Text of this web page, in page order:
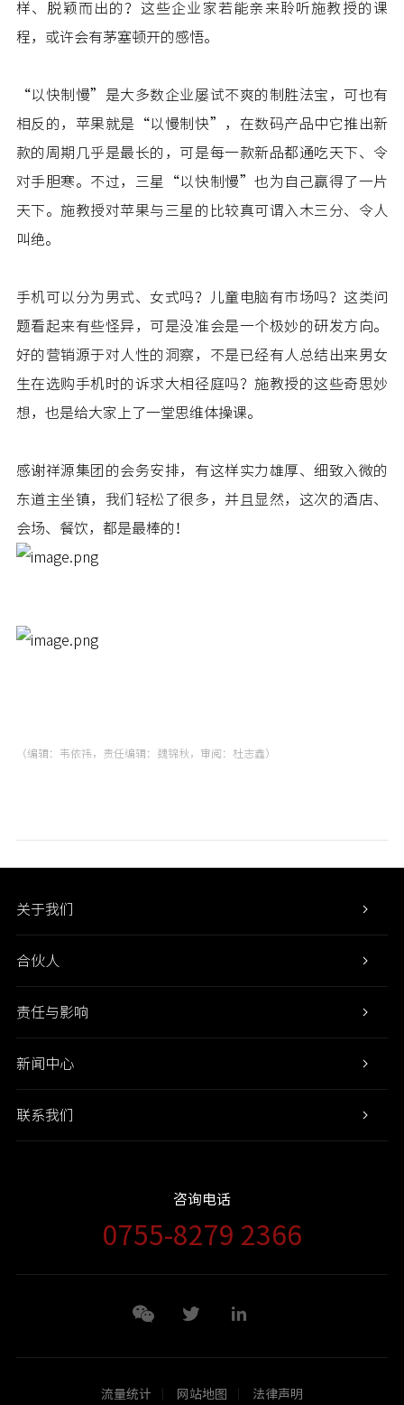
样、脱颖而出的？这些企业家若能亲来聆听施教授的课
程，或许会有茅塞顿开的感悟。
“以快制慢”是大多数企业屡试不爽的制胜法宝，可也有
相反的，苹果就是“以慢制快”，在数码产品中它推出新
款的周期几乎是最长的，可是每一款新品都通吃天下、令
对手胆寒。不过，三星“以快制慢”也为自己赢得了一片
天下。施教授对苹果与三星的比较真可谓入木三分、令人
叫绝。
手机可以分为男式、女式吗？儿童电脑有市场吗？这类问
题看起来有些怪异，可是没准会是一个极妙的研发方向。
好的营销源于对人性的洞察，不是已经有人总结出来男女
生在选购手机时的诉求大相径庭吗？施教授的这些奇思妙
想，也是给大家上了一堂思维体操课。
感谢祥源集团的会务安排，有这样实力雄厚、细致入微的
东道主坐镇，我们轻松了很多，并且显然，这次的酒店、
会场、餐饮，都是最棒的！
（编辑：韦依祎，责任编辑：魏锦秋，审阅：杜志鑫）
关于我们
合伙人
责任与影响
新闻中心
联系我们
咨询电话
0755-8279 2366
流量统计 网站地图 法律声明